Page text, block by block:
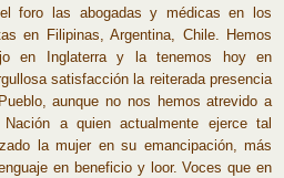
foro las abogadas y médicas en los
en Filipinas, Argentina, Chile. Hemos
en Inglaterra y la tenemos hoy en
satisfacción la reiterada presencia
aunque no nos hemos atrevido a
a quien actualmente ejerce tal
la mujer en su emancipación, más
en beneficio y loor. Voces que en